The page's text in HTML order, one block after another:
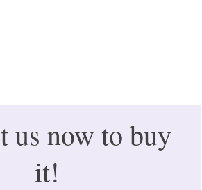
us now to buy
it!